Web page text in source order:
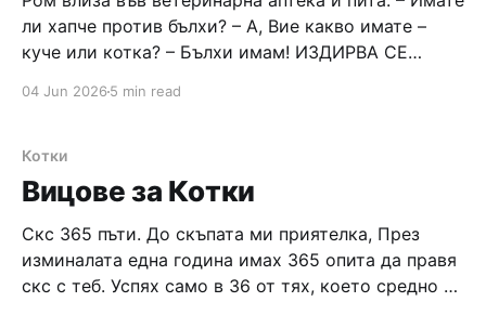
ли хапче против бълхи? – А, Вие какво имате –
куче или котка? – Бълхи имам! ИЗДИРВА СЕ
04 Jun 2026 5 min read
Котки
Вицове за Котки
Скс 365 пъти. До скъпата ми приятелка, През
изминалата една година имах 365 опита да правя
скс с теб. Успях само в 36 от тях, което средно е